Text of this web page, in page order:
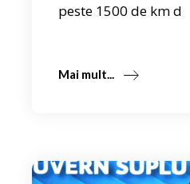
peste 1500 de km d
Mai mult...